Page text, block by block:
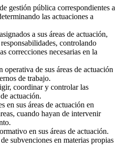
gestión pública correspondientes a
las actuaciones a
a sus áreas de actuación,
controlando
correcciones necesarias en la
de sus áreas de actuación
de trabajo.
coordinar y controlar las
actuación.
en sus áreas de actuación en
cuando hayan de intervenir
en sus áreas de actuación.
subvenciones en materias propias